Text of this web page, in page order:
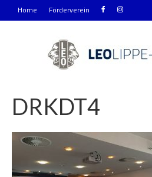
Home Förderverein
DRKDT4